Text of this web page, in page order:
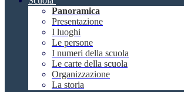
Panoramica
Presentazione
I luoghi
Le persone
I numeri della scuola
Le carte della scuola
Organizzazione
La storia